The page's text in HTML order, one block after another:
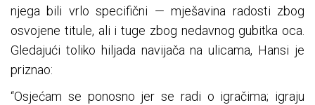
njega bili vrlo specifični — mješavina radosti zbog
osvojene titule, ali i tuge zbog nedavnog gubitka oca.
Gledajući toliko hiljada navijača na ulicama, Hansi je
priznao:
“Osjećam se ponosno jer se radi o igračima; igraju